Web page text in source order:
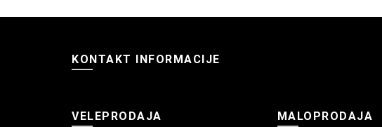
KONTAKT INFORMACIJE
VELEPRODAJA MALOPRODAJA